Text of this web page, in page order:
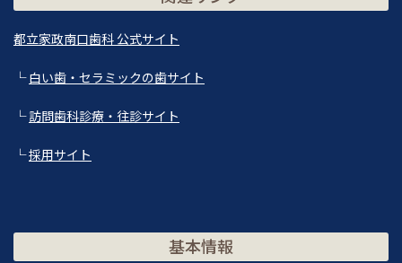
都立家政南口歯科 公式サイト
└白い歯・セラミックの歯サイト
└訪問歯科診療・往診サイト
└採用サイト
基本情報